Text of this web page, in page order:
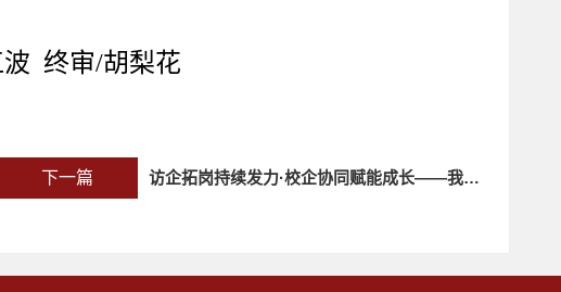
终审/胡梨花
下一篇 访企拓岗持续发力·校企协同赋能成长——我院领导带队再赴聚创教育集团开展走访交流